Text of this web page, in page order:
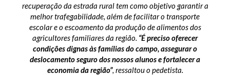
recuperação da estrada rural tem como objetivo garantir a
melhor trafegabilidade, além de facilitar o transporte
escolar e o escoamento da produção de alimentos dos
agricultores familiares da região. “É preciso oferecer
condições dignas às famílias do campo, assegurar o
deslocamento seguro dos nossos alunos e fortalecer a
economia da região”, ressaltou o pedetista.